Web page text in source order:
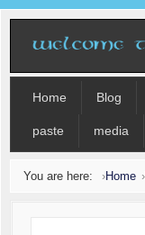
Home Blog
paste media
You are here: Home